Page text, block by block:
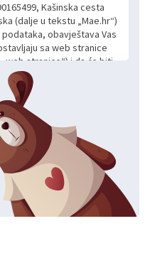
Kašinska cesta
(dalje u tekstu „Mae.hr“)
obavještava Vas
sa web stranice
stranice“) i da će biti
smatra se da
za prikupljanje i daljnju
koje ustupate Mae.hr
odgovora i daljnje
kroz kontakt obrazac.
podataka te ovu
niste dužni unositi
od prijavnih
ovim web stranicama.
osobnim podacima
o zaštiti podataka
pročitati ovdje i